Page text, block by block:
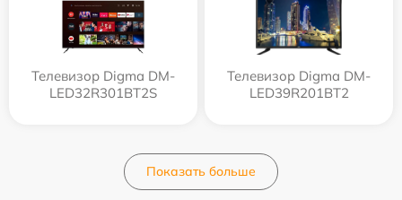
Телевизор Digma DM-
LED32R301BT2S
Телевизор Digma DM-
LED39R201BT2
Показать больше